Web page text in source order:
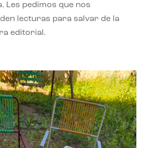
Les pedimos que nos
lecturas para salvar de la
editorial.